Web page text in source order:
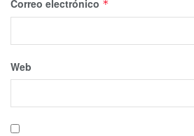
Correo electrónico *
Web